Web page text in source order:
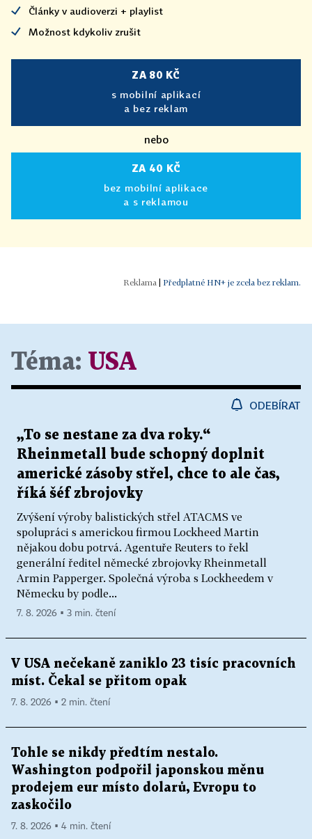
Články v audioverzi + playlist
Možnost kdykoliv zrušit
ZA 80 KČ
s mobilní aplikací
a bez reklam
nebo
ZA 40 KČ
bez mobilní aplikace
a s reklamou
Předplatné HN+ je zcela bez reklam.
Téma: USA
ODEBÍRAT
„To se nestane za dva roky.“
Rheinmetall bude schopný doplnit
americké zásoby střel, chce to ale čas,
říká šéf zbrojovky
Zvýšení výroby balistických střel ATACMS ve
spolupráci s americkou firmou Lockheed Martin
nějakou dobu potrvá. Agentuře Reuters to řekl
generální ředitel německé zbrojovky Rheinmetall
Armin Papperger. Společná výroba s Lockheedem v
Německu by podle...
7. 8. 2026 ▪ 3 min. čtení
V USA nečekaně zaniklo 23 tisíc pracovních
míst. Čekal se přitom opak
7. 8. 2026 ▪ 2 min. čtení
Tohle se nikdy předtím nestalo.
Washington podpořil japonskou měnu
prodejem eur místo dolarů, Evropu to
zaskočilo
7. 8. 2026 ▪ 4 min. čtení